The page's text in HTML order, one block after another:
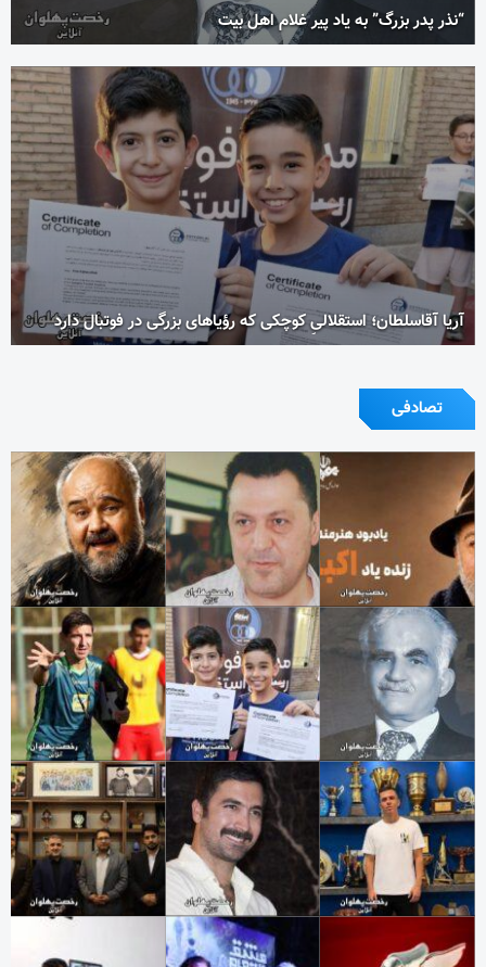
“نذر پدر بزرگ” به یاد پیر غلام اهل بیت
آریا آقاسلطان؛ استقلالیِ کوچکی که رؤیاهای بزرگی در فوتبال دارد
تصادفی